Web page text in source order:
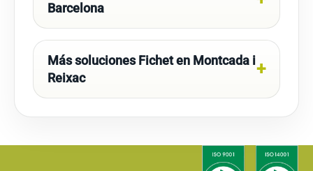
Barcelona
Más soluciones Fichet en Montcada i
Reixac